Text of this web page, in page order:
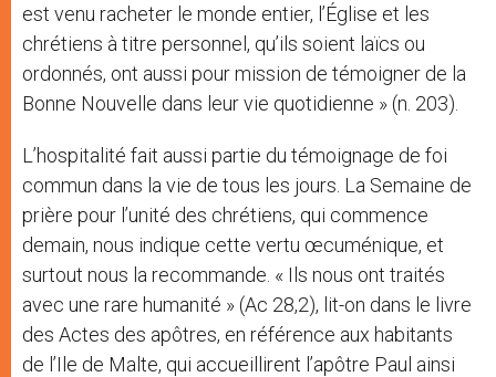
est venu racheter le monde entier, l’Église et les
chrétiens à titre personnel, qu’ils soient laïcs ou
ordonnés, ont aussi pour mission de témoigner de la
Bonne Nouvelle dans leur vie quotidienne » (n. 203).
L’hospitalité fait aussi partie du témoignage de foi
commun dans la vie de tous les jours. La Semaine de
prière pour l’unité des chrétiens, qui commence
demain, nous indique cette vertu œcuménique, et
surtout nous la recommande. « Ils nous ont traités
avec une rare humanité » (Ac 28,2), lit-on dans le livre
des Actes des apôtres, en référence aux habitants
de l’Ile de Malte, qui accueillirent l’apôtre Paul ainsi